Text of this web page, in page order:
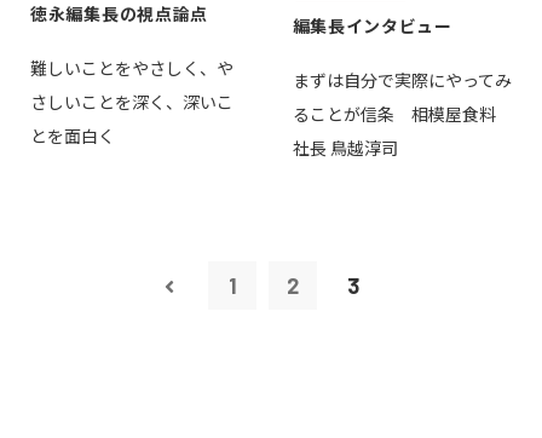
徳永編集長の視点論点
難しいことをやさしく、や
さしいことを深く、深いこ
とを面白く
編集長インタビュー
まずは自分で実際にやってみ
ることが信条 相模屋食料
社長 鳥越淳司
1 2 3